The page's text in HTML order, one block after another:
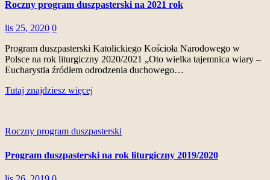
Roczny program duszpasterski na 2021 rok
lis 25, 2020 0
Program duszpasterski Katolickiego Kościoła Narodowego w
Polsce na rok liturgiczny 2020/2021 „Oto wielka tajemnica wiary –
Eucharystia źródłem odrodzenia duchowego…
Tutaj znajdziesz więcej
Roczny program duszpasterski
Program duszpasterski na rok liturgiczny 2019/2020